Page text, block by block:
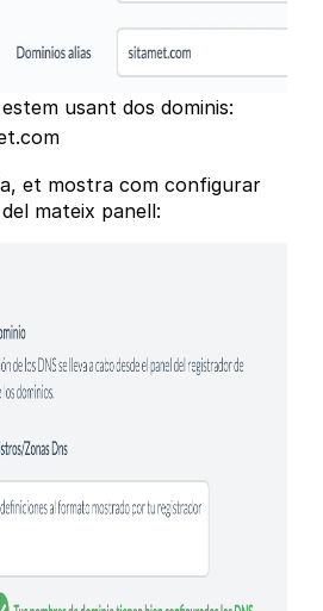
usant dos dominis:
et mostra com configurar
mateix panell: